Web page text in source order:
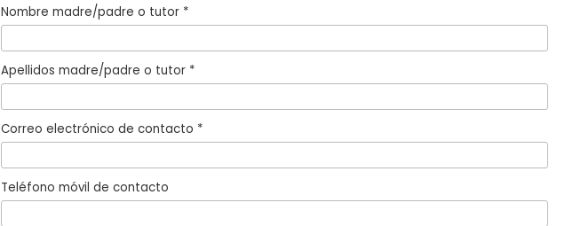
Nombre madre/padre o tutor *
Apellidos madre/padre o tutor *
Correo electrónico de contacto *
Teléfono móvil de contacto